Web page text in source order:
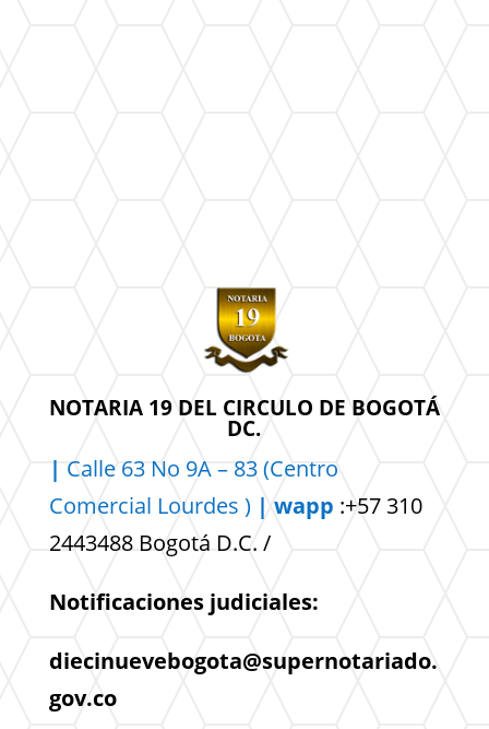
NOTARIA 19 DEL CIRCULO DE BOGOTÁ
DC.
| Calle 63 No 9A – 83 (Centro
Comercial Lourdes ) | wapp :+57 310
2443488 Bogotá D.C. /
Notificaciones judiciales:
diecinuevebogota@supernotariado.
gov.co